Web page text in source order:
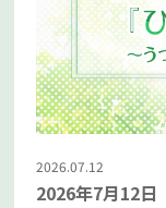
2026.07.12
2026年7月12日